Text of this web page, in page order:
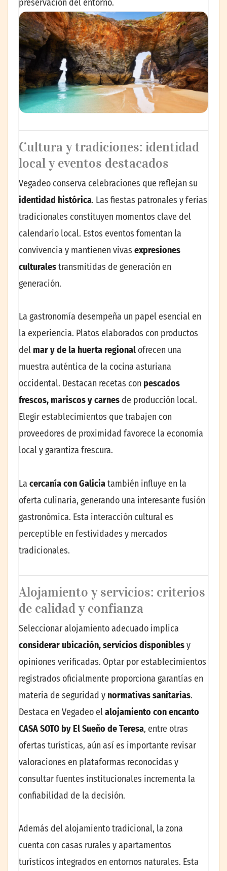
preservación del entorno.
Cultura y tradiciones: identidad
local y eventos destacados
Vegadeo conserva celebraciones que reflejan su
identidad histórica. Las fiestas patronales y ferias
tradicionales constituyen momentos clave del
calendario local. Estos eventos fomentan la
convivencia y mantienen vivas expresiones
culturalestransmitidas de generación en
generación.
La gastronomía desempeña un papel esencial en
la experiencia. Platos elaborados con productos
del mar y de la huerta regional ofrecen una
muestra auténtica de la cocina asturiana
occidental. Destacan recetas con pescados
frescos, mariscos y carnes de producción local.
Elegir establecimientos que trabajen con
proveedores de proximidad favorece la economía
local y garantiza frescura.
La cercanía con Galiciatambién influye en la
oferta culinaria, generando una interesante fusión
gastronómica. Esta interacción cultural es
perceptible en festividades y mercados
tradicionales.
Alojamiento y servicios: criterios
de calidad y confianza
Seleccionar alojamiento adecuado implica
considerar ubicación, servicios disponiblesy
opiniones verificadas. Optar por establecimientos
registrados oficialmente proporciona garantías en
materia de seguridad y normativas sanitarias.
Destaca en Vegadeo elalojamiento con encanto
CASA SOTO by El Sueño de Teresa, entre otras
ofertas turísticas, aún así es importante revisar
valoraciones en plataformas reconocidas y
consultar fuentes institucionales incrementa la
confiabilidad de la decisión.
Además del alojamiento tradicional, la zona
cuenta con casas rurales y apartamentos
turísticos integrados en entornos naturales. Esta